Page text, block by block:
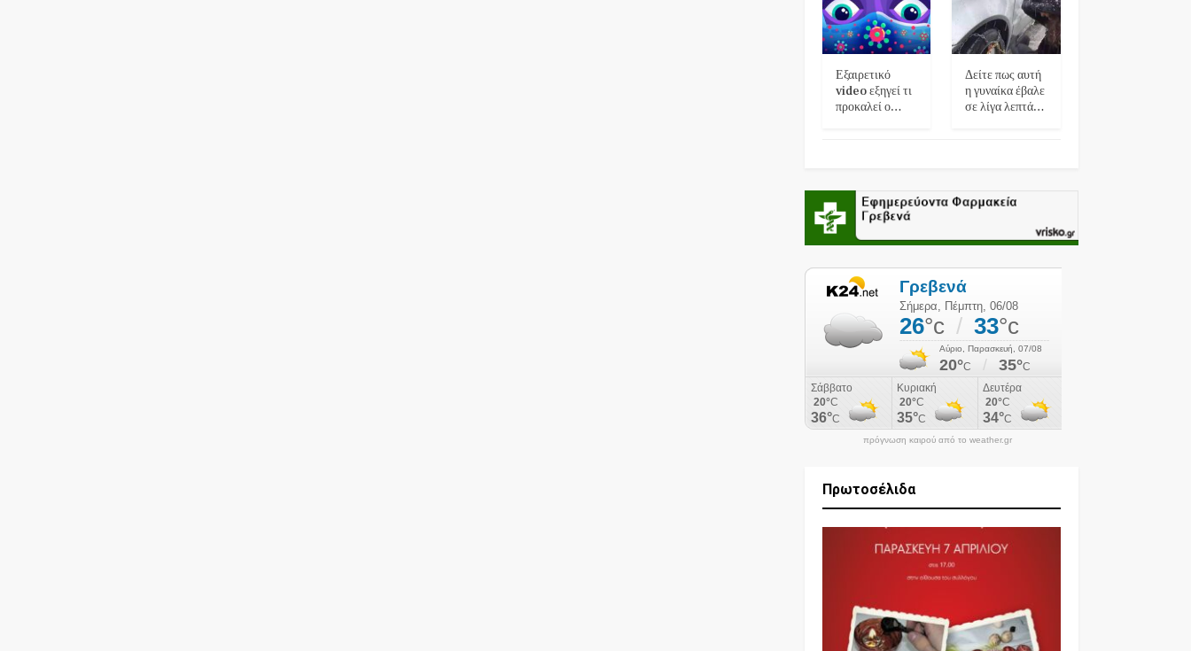
Εξαιρετικό
video εξηγεί τι
προκαλεί ο…
Δείτε πως αυτή
η γυναίκα έβαλε
σε λίγα λεπτά…
πρόγνωση καιρού από το weather.gr
Πρωτοσέλιδα